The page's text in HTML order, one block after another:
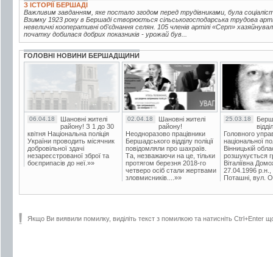
З ІСТОРІЇ БЕРШАДІ
Важливим завданням, яке постало згодом перед трудівниками, була
Взимку 1923 року в Бершаді створюється сільськогосподарська трудова
невеличкі кооперативні об'єднання селян. 105 членів артілі «Серп»
початку добилася добрих показників - урожай був...
ГОЛОВНІ НОВИНИ БЕРШАДЩИНИ
06.04.18
Шановні жителі
району! З 1 до 30
квітня Національна поліція
України проводить місячник
добровільної здачі
незареєстрованої зброї та
боєприпасів до неї.»»
02.04.18
Шановні жителі
району!
Неодноразово працівники
Бершадського відділу поліції
повідомляли про шахраїв.
Та, незважаючи на це, тільки
протягом березня 2018-го
четверо осіб стали жертвами
зловмисників....»»
25.03.18
Головного
національної
Вінницькій
розшукується
Віталіївна
27.04.1996 р.н.,
Поташні, вул.
Якщо Ви виявили помилку, виділіть текст з помилкою та натисніть Ctrl+Enter